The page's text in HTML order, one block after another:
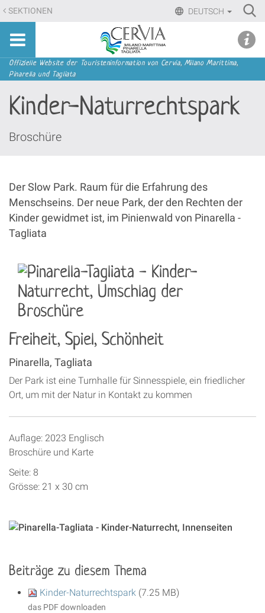
Direkt
zum
Inhalt
Direkt
zur
Navigation
DEUTSCH
SEKTIONEN
Sito
turistico
ufficiale
Milano
Marittima,
Sektionen
Offizielle Website der Touristeninformation von Cervia, Milano Marittima,
Pinarella und Tagliata
Kinder-Naturrechtspark
Broschüre
Der Slow Park. Raum für die Erfahrung des
Menschseins. Der neue Park, der den Rechten der
Kinder gewidmet ist, im Pinienwald von Pinarella -
Tagliata
Freiheit, Spiel, Schönheit
Pinarella, Tagliata
Der Park ist eine Turnhalle für Sinnesspiele, ein friedlicher
Ort, um mit der Natur in Kontakt zu kommen
Auflage: 2023 Englisch
Broschüre und Karte
Seite: 8
Grösse: 21 x 30 cm
Beiträge zu diesem Thema
Kinder-Naturrechtspark (7.25 MB)
das PDF downloaden
menu